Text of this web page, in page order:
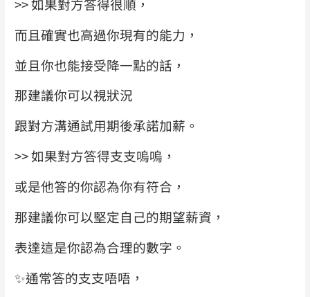
而且確實也高過你現有的能力，
並且你也能接受降一點的話，
那建議你可以視狀況
跟對方溝通試用期後承諾加薪。
>> 如果對方答得支支嗚嗚，
或是他答的你認為你有符合，
那建議你可以堅定自己的期望薪資，
表達這是你認為合理的數字。
✨通常答的支支唔唔，